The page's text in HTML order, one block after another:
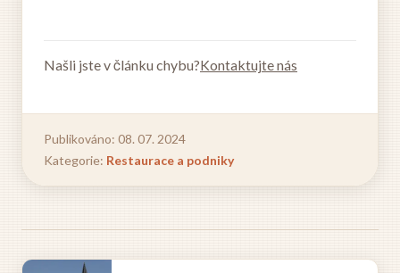
Našli jste v článku chybu?Kontaktujte nás
Publikováno: 08. 07. 2024
Kategorie: Restaurace a podniky